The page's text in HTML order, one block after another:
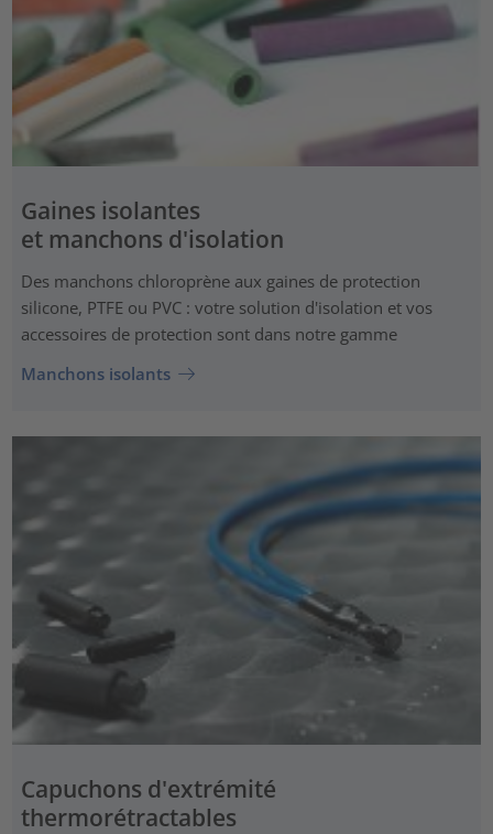
Gaines isolantes
et manchons d'isolation
Des manchons chloroprène aux gaines de protection
silicone, PTFE ou PVC : votre solution d'isolation et vos
accessoires de protection sont dans notre gamme
Manchons isolants
Capuchons d'extrémité
thermorétractables